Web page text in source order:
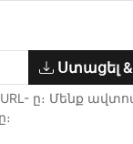
Ստացել
ը։ Մենք